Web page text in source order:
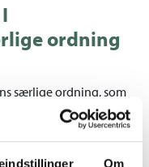
Om
ordning
særlige ordning, som
på, er blevet støttet.
(SDFI), der står
i går offentliggjort,